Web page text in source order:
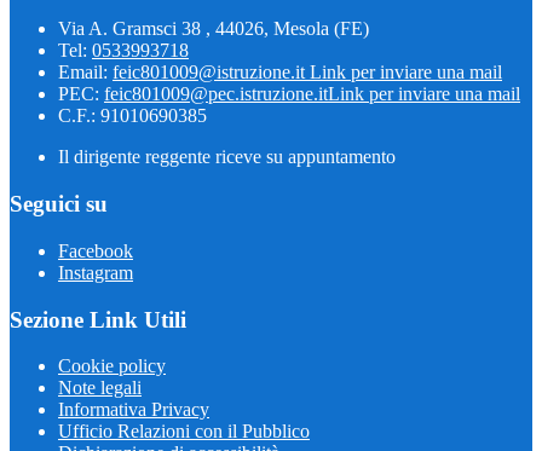
Via A. Gramsci 38 , 44026, Mesola (FE)
Tel: 0533993718
Email: feic801009@istruzione.it Link per inviare una mail
PEC: feic801009@pec.istruzione.itLink per inviare una mail
C.F.: 91010690385
Il dirigente reggente riceve su appuntamento
Seguici su
Facebook
Instagram
Sezione Link Utili
Cookie policy
Note legali
Informativa Privacy
Ufficio Relazioni con il Pubblico